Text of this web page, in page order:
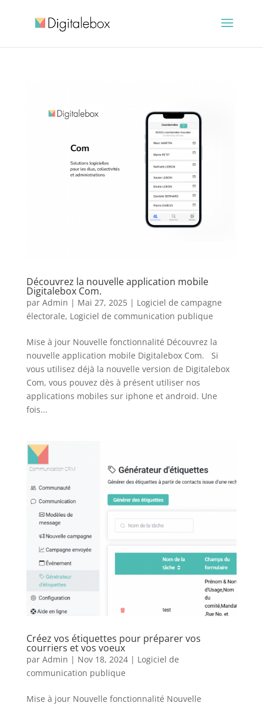
Découvrez la nouvelle application mobile
Digitalebox Com.
par Admin | Mai 27, 2025| Logiciel de campagne
électorale, Logiciel de communication publique
Mise à jour Nouvelle fonctionnalité Découvrez la
nouvelle application mobile Digitalebox Com. Si
vous utilisez déjà la nouvelle version de Digitalebox
Com, vous pouvez dès à présent utiliser nos
applications mobiles sur iphone et android. Une
fois...
Créez vos étiquettes pour préparer vos
courriers et vos voeux
par Admin | Nov 18, 2024| Logiciel de
communication publique
Mise à jour Nouvelle fonctionnalité Nouvelle